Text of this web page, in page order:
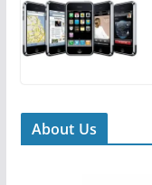
About Us